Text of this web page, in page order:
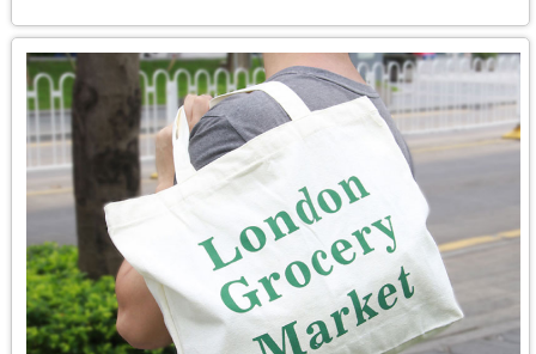
XƯỞNG MAY TÚI TOTE TẠI TPHCM
Giá:Liên hệ